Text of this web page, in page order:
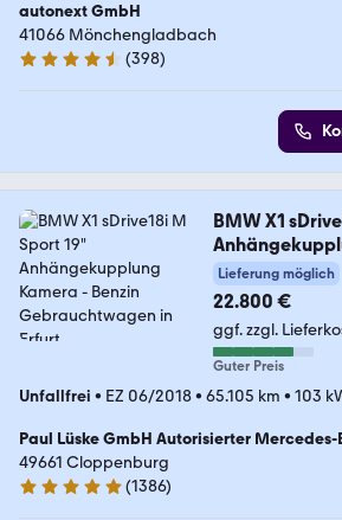
autonext GmbH
41066 Mönchengladbach
4.7 Sterne
(398)
BMW X1
Lieferung möglich
22.800 €
ggf. zzgl.
Guter Preis
Unfallfrei • EZ 06/2018• 65.105 km • 103
Paul Lüske GmbH Autorisierter Mercedes-
Service & Junge Sterne Verkauf
49661 Cloppenburg
4.9 Sterne
(1386)